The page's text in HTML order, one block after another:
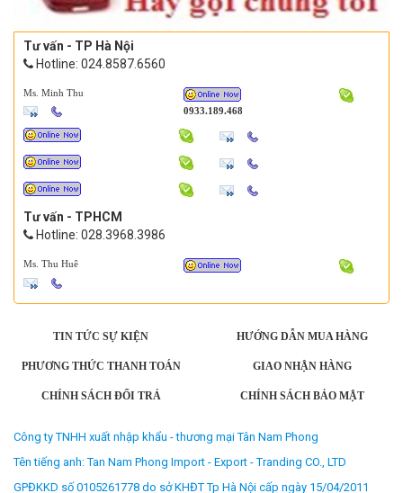
Tư vấn - TP Hà Nội
Hotline: 024.8587.6560
Ms. Minh Thu
0933.189.468
Tư vấn - TPHCM
Hotline: 028.3968.3986
Ms. Thu Huê
TIN TỨC SỰ KIỆN HƯỚNG DẪN MUA HÀNG
PHƯƠNG THỨC THANH TOÁN GIAO NHẬN HÀNG
CHÍNH SÁCH ĐỔI TRẢ CHÍNH SÁCH BẢO MẬT
Công ty TNHH xuất nhập khẩu - thương mại Tân Nam Phong
Tên tiếng anh: Tan Nam Phong Import - Export - Tranding CO., LTD
GPĐKKD số 0105261778 do sở KHĐT Tp Hà Nội cấp ngày 15/04/2011